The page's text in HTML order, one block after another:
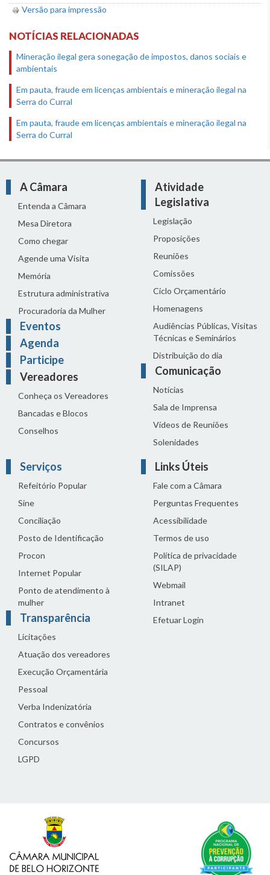
Versão para impressão
NOTÍCIAS RELACIONADAS
Mineração ilegal gera sonegação de impostos, danos sociais e
ambientais
Em pauta, fraude em licenças ambientais e mineração ilegal na
Serra do Curral
Em pauta, fraude em licenças ambientais e mineração ilegal na
Serra do Curral
A Câmara
Entenda a Câmara
Mesa Diretora
Como chegar
Agende uma Visita
Memória
Estrutura administrativa
Procuradoria da Mulher
Eventos
Agenda
Participe
Vereadores
Conheça os Vereadores
Bancadas e Blocos
Conselhos
Atividade
Legislativa
Legislação
Proposições
Reuniões
Comissões
Ciclo Orçamentário
Homenagens
Audiências Públicas, Visitas
Técnicas e Seminários
Distribuição do dia
Comunicação
Notícias
Sala de Imprensa
Vídeos de Reuniões
Solenidades
Serviços
Refeitório Popular
Sine
Conciliação
Posto de Identificação
Procon
Internet Popular
Ponto de atendimento à
mulher
Transparência
Licitações
Atuação dos vereadores
Execução Orçamentária
Pessoal
Verba Indenizatória
Contratos e convênios
Concursos
LGPD
Links Úteis
Fale com a Câmara
Perguntas Frequentes
Acessibilidade
Termos de uso
Política de privacidade
(SILAP)
Webmail
Intranet
Efetuar Login